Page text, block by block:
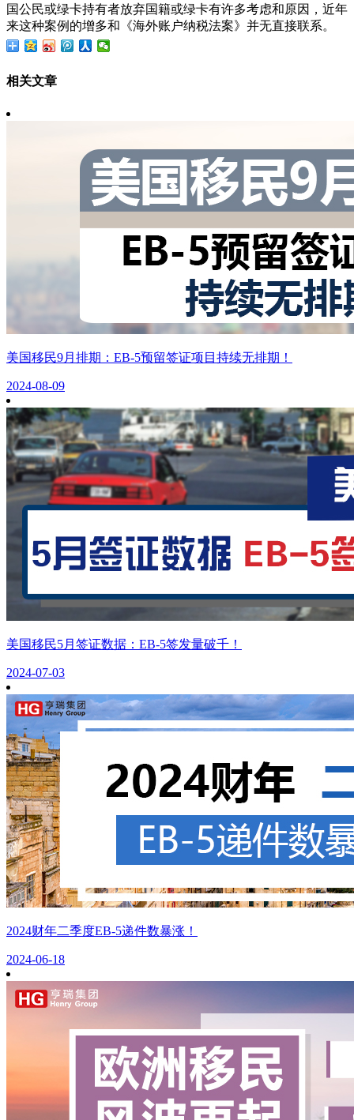
国公民或绿卡持有者放弃国籍或绿卡有许多考虑和原因，近年
来这种案例的增多和《海外账户纳税法案》并无直接联系。
相关文章
美国移民9月排期：EB-5预留签证项目持续无排期！
2024-08-09
美国移民5月签证数据：EB-5签发量破千！
2024-07-03
2024财年二季度EB-5递件数暴涨！
2024-06-18